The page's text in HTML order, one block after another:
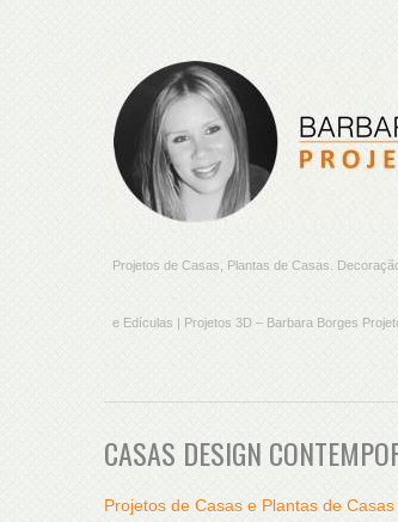
Projetos de Casas, Plantas de Casas.
e Edículas | Projetos 3D – Barbara Borges
CASAS DESIGN
Projetos de Casas e Plantas de Casas